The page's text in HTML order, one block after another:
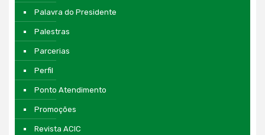
Palavra do Presidente
Palestras
Parcerias
Perfil
Ponto Atendimento
Promoções
Revista ACIC